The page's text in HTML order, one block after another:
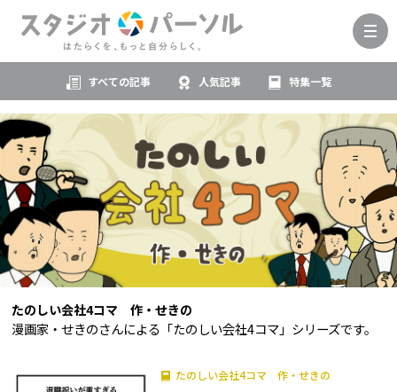
すべての記事 人気記事 特集一覧
たのしい会社4コマ 作・せきの
漫画家・せきのさんによる「たのしい会社4コマ」シリーズです。
たのしい会社4コマ 作・せきの